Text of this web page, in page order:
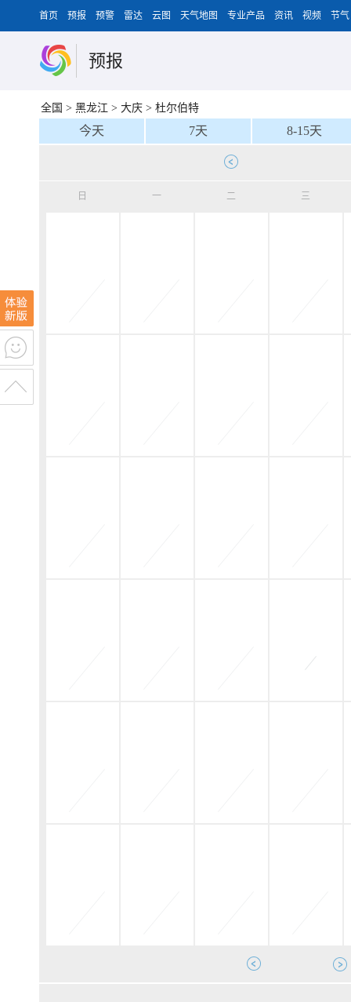
首页 预报 预警 雷达 云图 天气地图 专业产品 资讯 视频 节气
预报
全国 > 黑龙江 > 大庆 > 杜尔伯特
今天 7天 8-15天
日 一 二 三